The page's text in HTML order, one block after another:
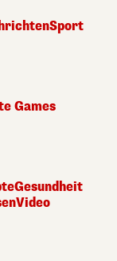
Sport
Games
Gesundheit
Video